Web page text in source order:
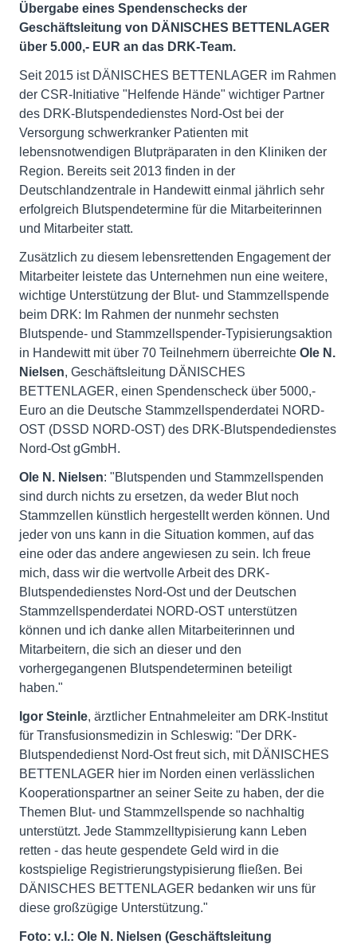
Übergabe eines Spendenschecks der
Geschäftsleitung von DÄNISCHES BETTENLAGER
über 5.000,- EUR an das DRK-Team.
Seit 2015 ist DÄNISCHES BETTENLAGER im Rahmen
der CSR-Initiative "Helfende Hände" wichtiger Partner
des DRK-Blutspendedienstes Nord-Ost bei der
Versorgung schwerkranker Patienten mit
lebensnotwendigen Blutpräparaten in den Kliniken der
Region. Bereits seit 2013 finden in der
Deutschlandzentrale in Handewitt einmal jährlich sehr
erfolgreich Blutspendetermine für die Mitarbeiterinnen
und Mitarbeiter statt.
Zusätzlich zu diesem lebensrettenden Engagement der
Mitarbeiter leistete das Unternehmen nun eine weitere,
wichtige Unterstützung der Blut- und Stammzellspende
beim DRK: Im Rahmen der nunmehr sechsten
Blutspende- und Stammzellspender-Typisierungsaktion
in Handewitt mit über 70 Teilnehmern überreichte Ole N.
Nielsen, Geschäftsleitung DÄNISCHES
BETTENLAGER, einen Spendenscheck über 5000,-
Euro an die Deutsche Stammzellspenderdatei NORD-
OST (DSSD NORD-OST) des DRK-Blutspendedienstes
Nord-Ost gGmbH.
Ole N. Nielsen: "Blutspenden und Stammzellspenden
sind durch nichts zu ersetzen, da weder Blut noch
Stammzellen künstlich hergestellt werden können. Und
jeder von uns kann in die Situation kommen, auf das
eine oder das andere angewiesen zu sein. Ich freue
mich, dass wir die wertvolle Arbeit des DRK-
Blutspendedienstes Nord-Ost und der Deutschen
Stammzellspenderdatei NORD-OST unterstützen
können und ich danke allen Mitarbeiterinnen und
Mitarbeitern, die sich an dieser und den
vorhergegangenen Blutspendeterminen beteiligt
haben."
Igor Steinle, ärztlicher Entnahmeleiter am DRK-Institut
für Transfusionsmedizin in Schleswig: "Der DRK-
Blutspendedienst Nord-Ost freut sich, mit DÄNISCHES
BETTENLAGER hier im Norden einen verlässlichen
Kooperationspartner an seiner Seite zu haben, der die
Themen Blut- und Stammzellspende so nachhaltig
unterstützt. Jede Stammzelltypisierung kann Leben
retten - das heute gespendete Geld wird in die
kostspielige Registrierungstypisierung fließen. Bei
DÄNISCHES BETTENLAGER bedanken wir uns für
diese großzügige Unterstützung."
Foto: v.l.: Ole N. Nielsen (Geschäftsleitung